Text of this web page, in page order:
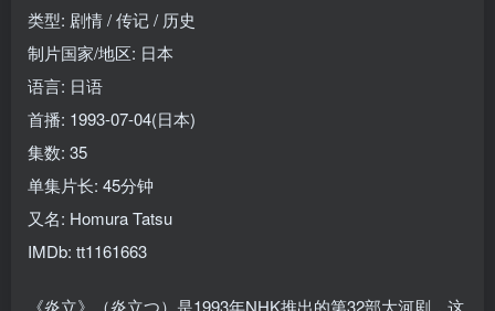
类型: 剧情 / 传记 / 历史
制片国家/地区: 日本
语言: 日语
首播: 1993-07-04(日本)
集数: 35
单集片长: 45分钟
又名: Homura Tatsu
IMDb: tt1161663